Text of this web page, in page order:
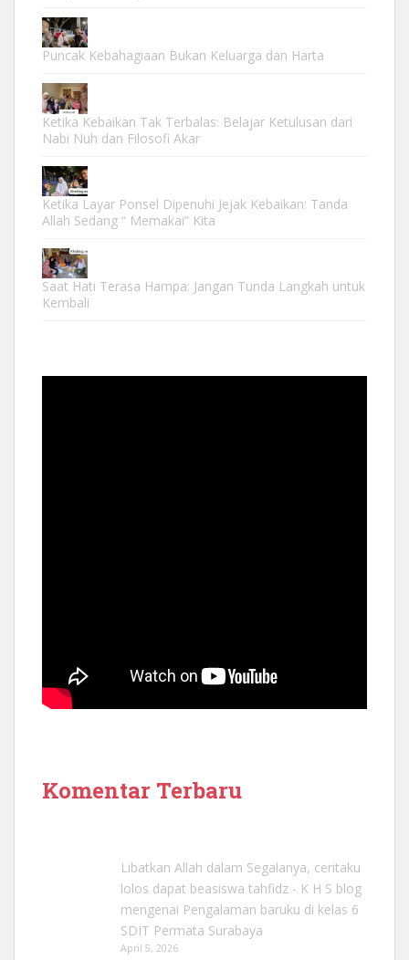
Puncak Kebahagiaan Bukan Keluarga dan Harta
Ketika Kebaikan Tak Terbalas: Belajar Ketulusan dari
Nabi Nuh dan Filosofi Akar
Ketika Layar Ponsel Dipenuhi Jejak Kebaikan: Tanda
Allah Sedang “ Memakai” Kita
Saat Hati Terasa Hampa: Jangan Tunda Langkah untuk
Kembali
Komentar Terbaru
Libatkan Allah dalam Segalanya, ceritaku
lolos dapat beasiswa tahfidz - K H S blog
mengenai Pengalaman baruku di kelas 6
SDIT Permata Surabaya
April 5, 2026